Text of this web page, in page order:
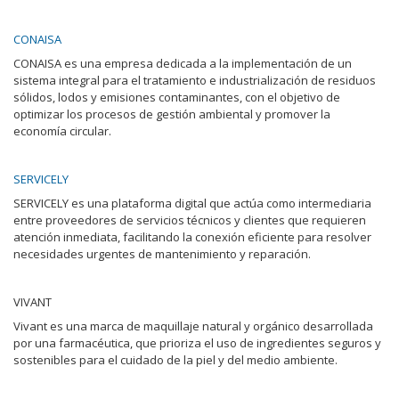
CONAISA
CONAISA es una empresa dedicada a la implementación de un
sistema integral para el tratamiento e industrialización de residuos
sólidos, lodos y emisiones contaminantes, con el objetivo de
optimizar los procesos de gestión ambiental y promover la
economía circular.
SERVICELY
SERVICELY es una plataforma digital que actúa como intermediaria
entre proveedores de servicios técnicos y clientes que requieren
atención inmediata, facilitando la conexión eficiente para resolver
necesidades urgentes de mantenimiento y reparación.
VIVANT
Vivant es una marca de maquillaje natural y orgánico desarrollada
por una farmacéutica, que prioriza el uso de ingredientes seguros y
sostenibles para el cuidado de la piel y del medio ambiente.